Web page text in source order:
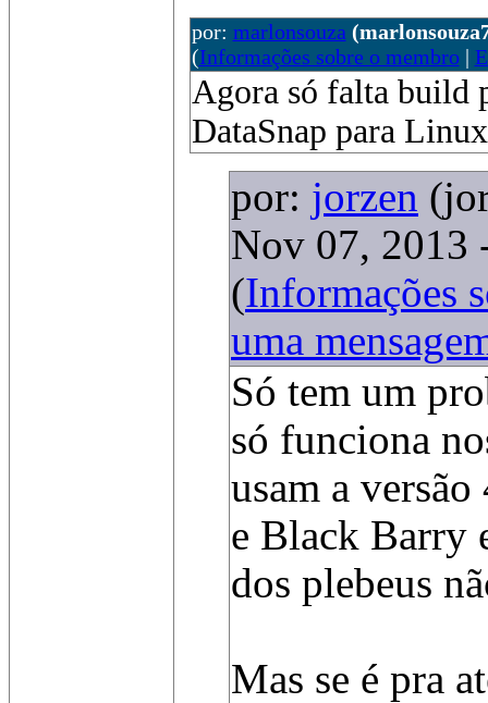
por: marlonsouza
(Informações sobre o membro|
Agora só falta build
DataSnap para
por: jorzen
Nov 07, 2013
(Informações
uma
Só tem um
só funciona
usam a
e Black Barry
dos plebeus
Mas se é pra